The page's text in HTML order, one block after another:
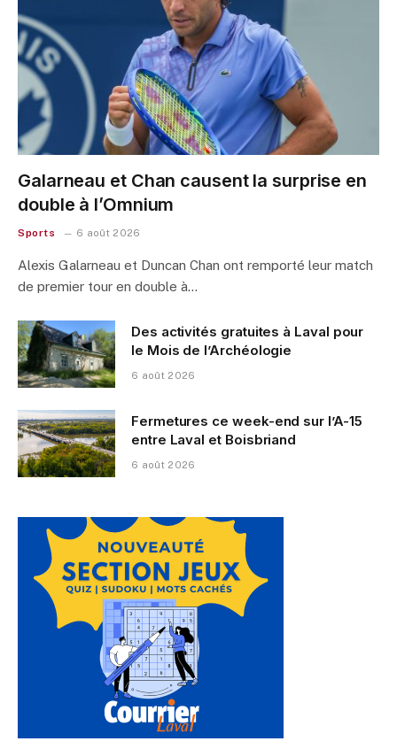
Galarneau et Chan causent la surprise en
double à l’Omnium
Sports 6 août 2026
Alexis Galarneau et Duncan Chan ont remporté leur match
de premier tour en double à…
Des activités gratuites à Laval pour
le Mois de l’Archéologie
6 août 2026
Fermetures ce week-end sur l’A-15
entre Laval et Boisbriand
6 août 2026